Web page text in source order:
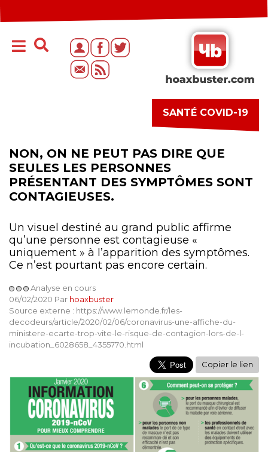
SANTÉ COVID-19
NON, ON NE PEUT PAS DIRE QUE
SEULES LES PERSONNES
PRÉSENTANT DES SYMPTÔMES SONT
CONTAGIEUSES.
Un visuel destiné au grand public affirme
qu’une personne est contagieuse «
uniquement » à l’apparition des symptômes.
Ce n’est pourtant pas encore certain.
Analyse en cours
06/02/2020 Par hoaxbuster
Source externe : https://www.lemonde.fr/les-
decodeurs/article/2020/02/06/coronavirus-une-affiche-du-
ministere-ecarte-trop-vite-le-risque-de-contagion-lors-de-l-
incubation_6028658_4355770.html
Copier le lien